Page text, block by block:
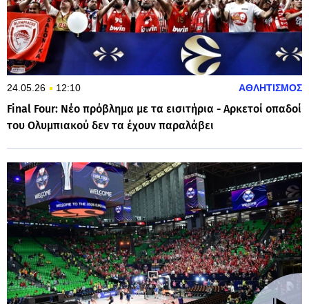
24.05.26 12:10 ΑΘΛΗΤΙΣΜΟΣ
Final Four: Νέο πρόβλημα με τα εισιτήρια - Αρκετοί οπαδοί
του Ολυμπιακού δεν τα έχουν παραλάβει